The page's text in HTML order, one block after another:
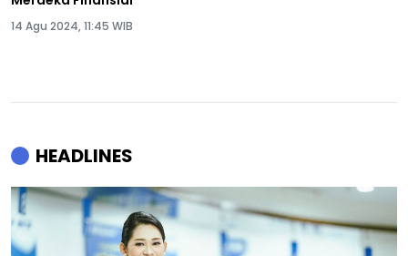
14 Agu 2024, 11:45 WIB
HEADLINES